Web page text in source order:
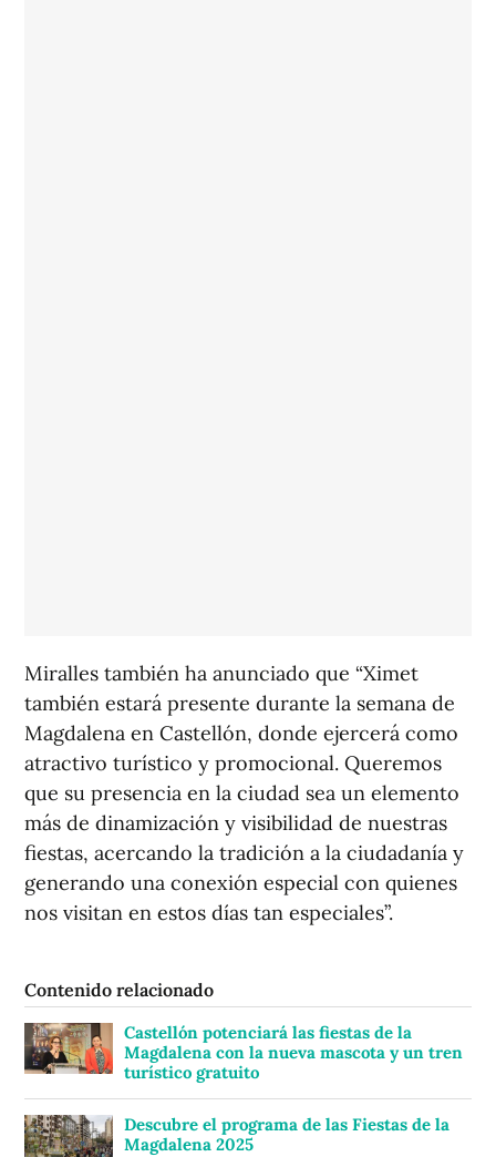
Miralles también ha anunciado que “Ximet
también estará presente durante la semana de
Magdalena en Castellón, donde ejercerá como
atractivo turístico y promocional. Queremos
que su presencia en la ciudad sea un elemento
más de dinamización y visibilidad de nuestras
fiestas, acercando la tradición a la ciudadanía y
generando una conexión especial con quienes
nos visitan en estos días tan especiales”.
Contenido relacionado
Castellón potenciará las fiestas de la
Magdalena con la nueva mascota y un tren
turístico gratuito
Descubre el programa de las Fiestas de la
Magdalena 2025